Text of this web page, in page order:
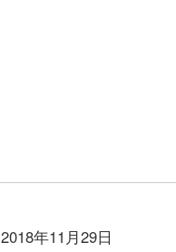
2018年11月29日